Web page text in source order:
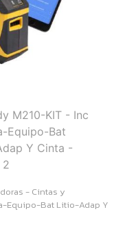
PUNTA
0-350 MCM
y empalmes
Jprintech…
- Cintas y
Equipo-Bat Litio-Adap Y